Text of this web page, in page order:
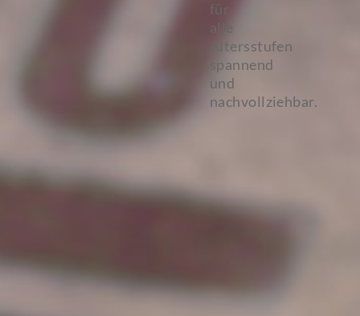
für
alle
Altersstufen
spannend
und
nachvollziehbar.